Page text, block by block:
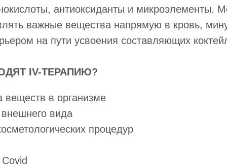
антиоксиданты и микроэлементы.
важные вещества напрямую в кровь,
на пути усвоения составляющих
IV-ТЕРАПИЮ?
в организме
вида
процедур